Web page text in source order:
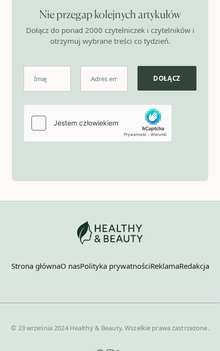
Nie przegap kolejnych artykułów
Dołącz do ponad 2000 czytelniczek i czytelników i
otrzymuj wybrane treści co tydzień.
Strona głównaO nasPolityka prywatnościReklamaRedakcja
© 23 września 2024 Healthy & Beauty. Wszelkie prawa zastrzeżone.